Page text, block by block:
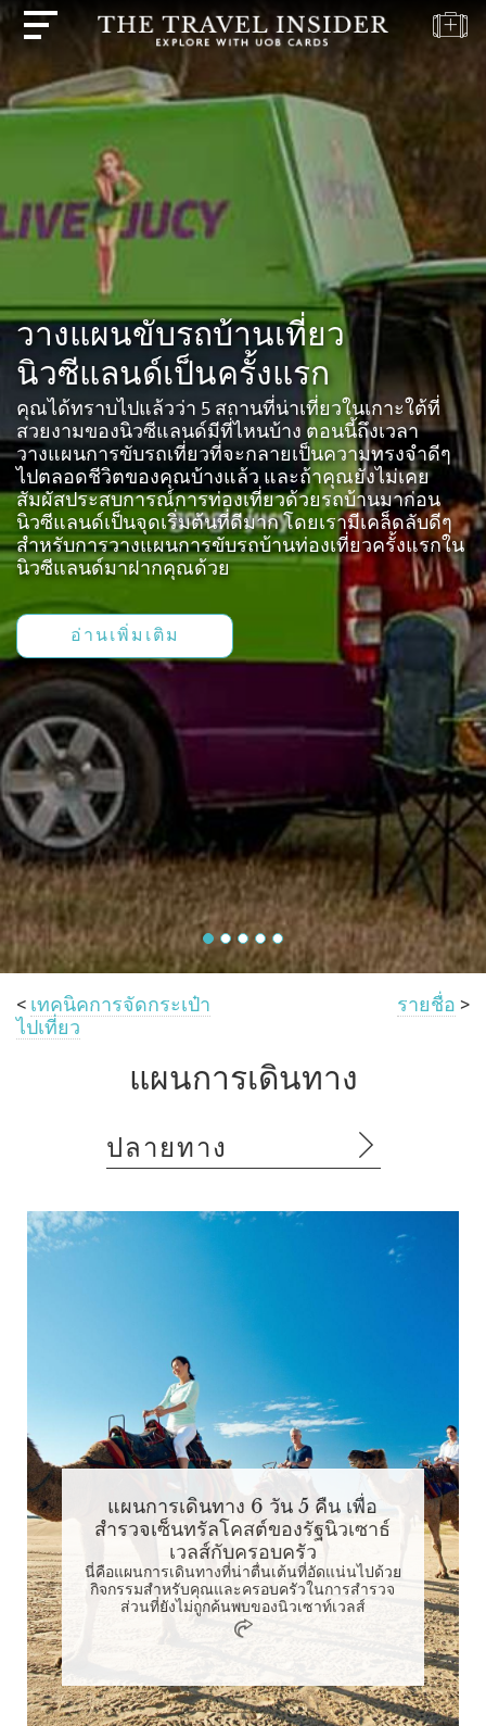
วางแผนขับรถบ้านเที่ยว
นิวซีแลนด์เป็นครั้งแรก
คุณได้ทราบไปแล้วว่า 5 สถานที่น่าเที่ยวในเกาะใต้ที่
สวยงามของนิวซีแลนด์มีที่ไหนบ้าง ตอนนี้ถึงเวลา
วางแผนการขับรถเที่ยวที่จะกลายเป็นความทรงจำดีๆ
ไปตลอดชีวิตของคุณบ้างแล้ว และถ้าคุณยังไม่เคย
สัมผัสประสบการณ์การท่องเที่ยวด้วยรถบ้านมาก่อน
นิวซีแลนด์เป็นจุดเริ่มต้นที่ดีมาก โดยเรามีเคล็ดลับดีๆ
สำหรับการวางแผนการขับรถบ้านท่องเที่ยวครั้งแรกใน
นิวซีแลนด์มาฝากคุณด้วย
อ่านเพิ่มเติม
< เทคนิคการจัดกระเป๋า
ไปเที่ยว
รายชื่อ >
แผนการเดินทาง
ปลายทาง
แผนการเดินทาง 6 วัน 5 คืน เพื่อ
สำรวจเซ็นทรัลโคสต์ของรัฐนิวเซาธ์
เวลส์กับครอบครัว
นี่คือแผนการเดินทางที่น่าตื่นเต้นที่อัดแน่นไปด้วย
กิจกรรมสำหรับคุณและครอบครัวในการสำรวจ
ส่วนที่ยังไม่ถูกค้นพบของนิวเซาท์เวลส์
บ้าน
ทดสอบ
การ
ปลาย
ทาง
แรง
บันดาล
ใจ
ใน
การ
เดิน
ทาง
ข้อ
เสนอ
จอง
ตอน
นี้
วางแผน
เกี่ยว
กับ
Select
country
:
Language
: